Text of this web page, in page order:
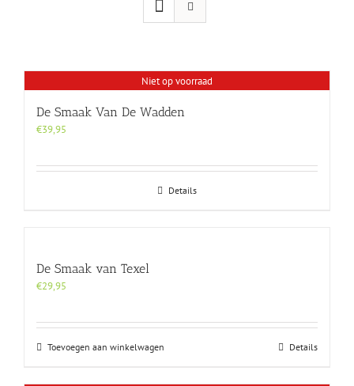
Niet op voorraad
De Smaak Van De Wadden
€39,95
Details
De Smaak van Texel
€29,95
Toevoegen aan winkelwagen Details